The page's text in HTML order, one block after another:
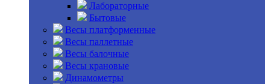
Лабораторные
Бытовые
Весы платформенные
Весы паллетные
Весы балочные
Весы крановые
Динамометры